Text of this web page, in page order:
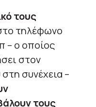
τους
τηλέφωνο
– ο οποίος
στον
συνέχεια –
τους